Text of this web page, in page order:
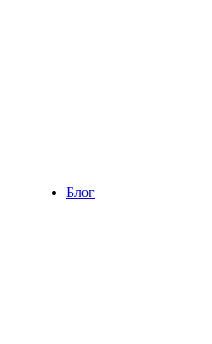
Блог